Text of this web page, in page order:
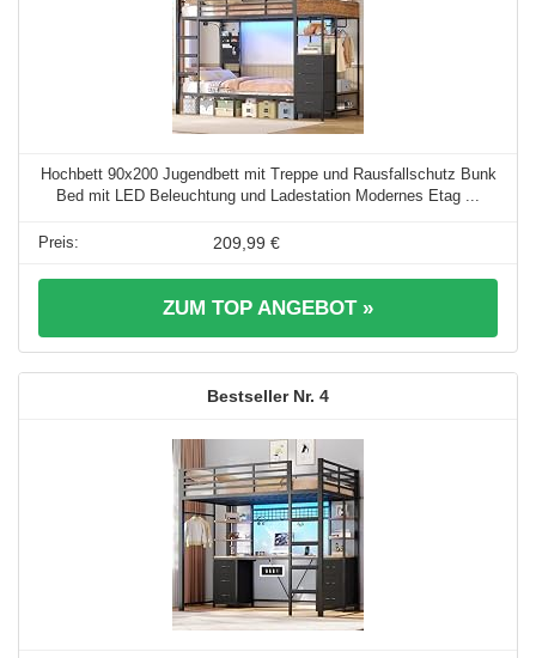
Hochbett 90x200 Jugendbett mit Treppe und Rausfallschutz Bunk
Bed mit LED Beleuchtung und Ladestation Modernes Etag ...
209,99 €
ZUM TOP ANGEBOT »
4